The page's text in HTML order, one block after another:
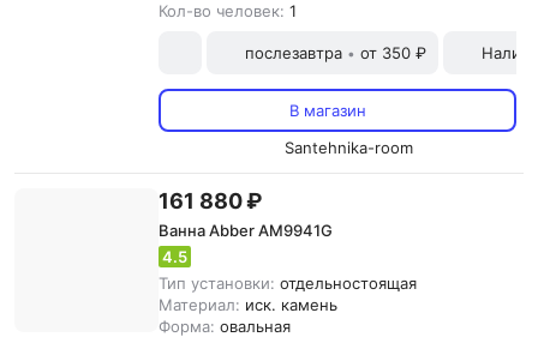
Кол-во человек: 1
послезавтра • от 350 ₽
В магазин
Santehnika-room
161 880 ₽
Ванна Abber AM9941G
4.5
Тип установки: отдельностоящая
Материал: иск. камень
Форма: овальная